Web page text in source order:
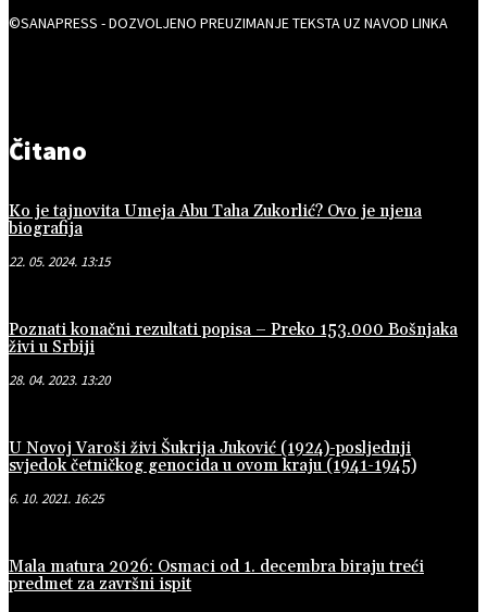
©SANAPRESS - DOZVOLJENO PREUZIMANJE TEKSTA UZ NAVOD LINKA
Čitano
Ko je tajnovita Umeja Abu Taha Zukorlić? Ovo je njena
biografija
22. 05. 2024. 13:15
Poznati konačni rezultati popisa – Preko 153.000 Bošnjaka
živi u Srbiji
28. 04. 2023. 13:20
U Novoj Varoši živi Šukrija Juković (1924)-posljednji
svjedok četničkog genocida u ovom kraju (1941-1945)
6. 10. 2021. 16:25
Mala matura 2026: Osmaci od 1. decembra biraju treći
predmet za završni ispit